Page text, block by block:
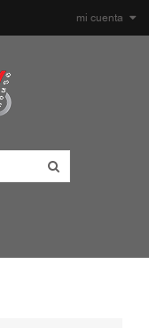
mi cuenta